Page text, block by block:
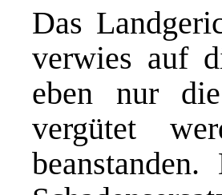
Das
verwies auf
eben nur
vergütet